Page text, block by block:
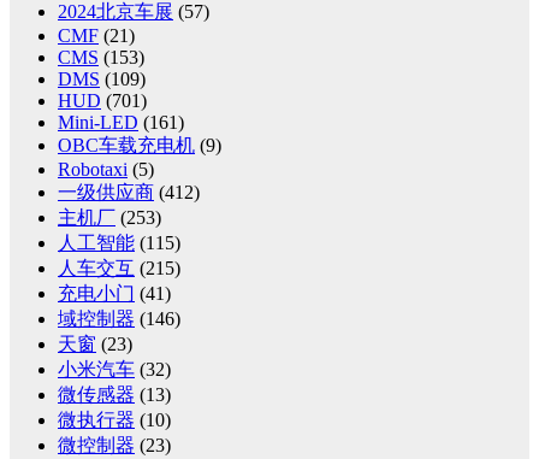
2024北京车展 (57)
CMF (21)
CMS (153)
DMS (109)
HUD (701)
Mini-LED (161)
OBC车载充电机 (9)
Robotaxi (5)
一级供应商 (412)
主机厂
(253)
人工智能 (115)
人车交互 (215)
充电小门 (41)
域控制器 (146)
天窗 (23)
小米汽车 (32)
微传感器 (13)
微执行器 (10)
微控制器 (23)